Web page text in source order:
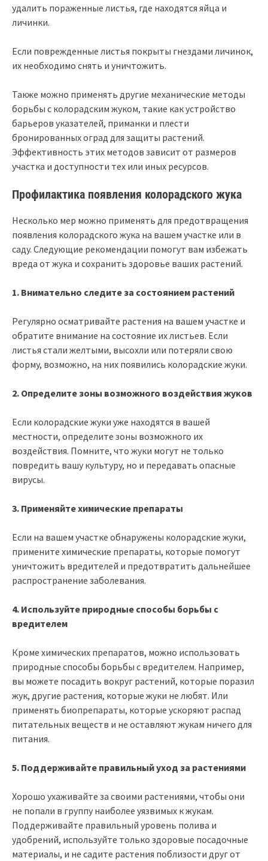
удалить пораженные листья, где находятся яйца и
личинки.
Если поврежденные листья покрыты гнездами личинок,
их необходимо снять и уничтожить.
Также можно применять другие механические методы
борьбы с колорадским жуком, такие как устройство
барьеров указателей, приманки и плести
бронированных оград для защиты растений.
Эффективность этих методов зависит от размеров
участка и доступности тех или иных ресурсов.
Профилактика появления колорадского жука
Несколько мер можно применять для предотвращения
появления колорадского жука на вашем участке или в
саду. Следующие рекомендации помогут вам избежать
вреда от жука и сохранить здоровье ваших растений.
1. Внимательно следите за состоянием растений
Регулярно осматривайте растения на вашем участке и
обратите внимание на состояние их листьев. Если
листья стали желтыми, высохли или потеряли свою
форму, возможно, на них появились колорадские жуки.
2. Определите зоны возможного воздействия жуков
Если колорадские жуки уже находятся в вашей
местности, определите зоны возможного их
воздействия. Помните, что жуки могут не только
повредить вашу культуру, но и передавать опасные
вирусы.
3. Применяйте химические препараты
Если на вашем участке обнаружены колорадские жуки,
примените химические препараты, которые помогут
уничтожить вредителей и предотвратить дальнейшее
распространение заболевания.
4. Используйте природные способы борьбы с
вредителем
Кроме химических препаратов, можно использовать
природные способы борьбы с вредителем. Например,
вы можете посадить вокруг растений, которые поразил
жук, другие растения, которые жуки не любят. Или
применять биопрепараты, которые ускоряют распад
питательных веществ и не оставляют жукам ничего для
питания.
5. Поддерживайте правильный уход за растениями
Хорошо ухаживайте за своими растениями, чтобы они
не попали в группу наиболее уязвимых к жукам.
Поддерживайте правильный уровень полива и
удобрений, используйте только здоровые посадочные
материалы, и не садите растения поблизости друг от